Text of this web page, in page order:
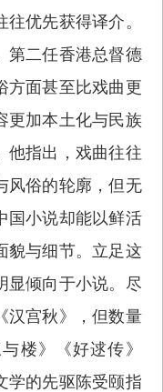
优先获得译介。
第二任香港总督德
方面甚至比戏曲更
更加本土化与民族
他指出，戏曲往往
风俗的轮廓，但无
国小说却能以鲜活
貌与细节。立足这
显倾向于小说。尽
汉宫秋》，但数量
楼》《好逑传》
学的先驱陈受颐指